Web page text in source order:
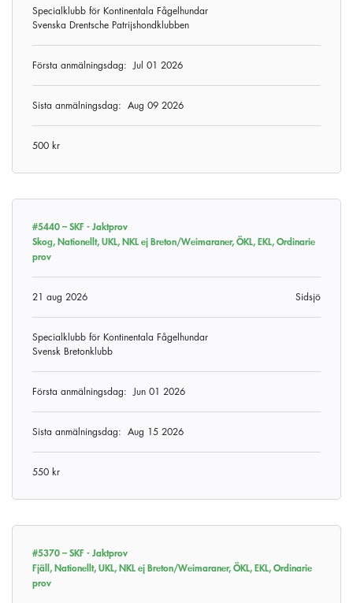
Specialklubb för Kontinentala Fågelhundar
Svenska Drentsche Patrijshondklubben
Första anmälningsdag:Jul 01 2026
Sista anmälningsdag: Aug 09 2026
500 kr
#5440 –SKF - Jaktprov
Skog, Nationellt, UKL, NKL ej Breton/Weimaraner, ÖKL, EKL, Ordinarie
prov
21 aug 2026 Sidsjö
Specialklubb för Kontinentala Fågelhundar
Svensk Bretonklubb
Första anmälningsdag:Jun 01 2026
Sista anmälningsdag: Aug 15 2026
550 kr
#5370 –SKF - Jaktprov
Fjäll, Nationellt, UKL, NKL ej Breton/Weimaraner, ÖKL, EKL, Ordinarie
prov